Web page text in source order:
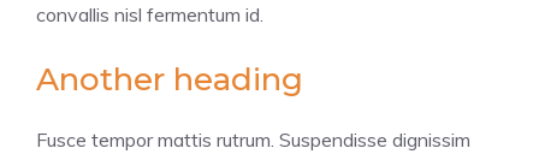
convallis nisl fermentum id.
Another heading
Fusce tempor mattis rutrum. Suspendisse dignissim